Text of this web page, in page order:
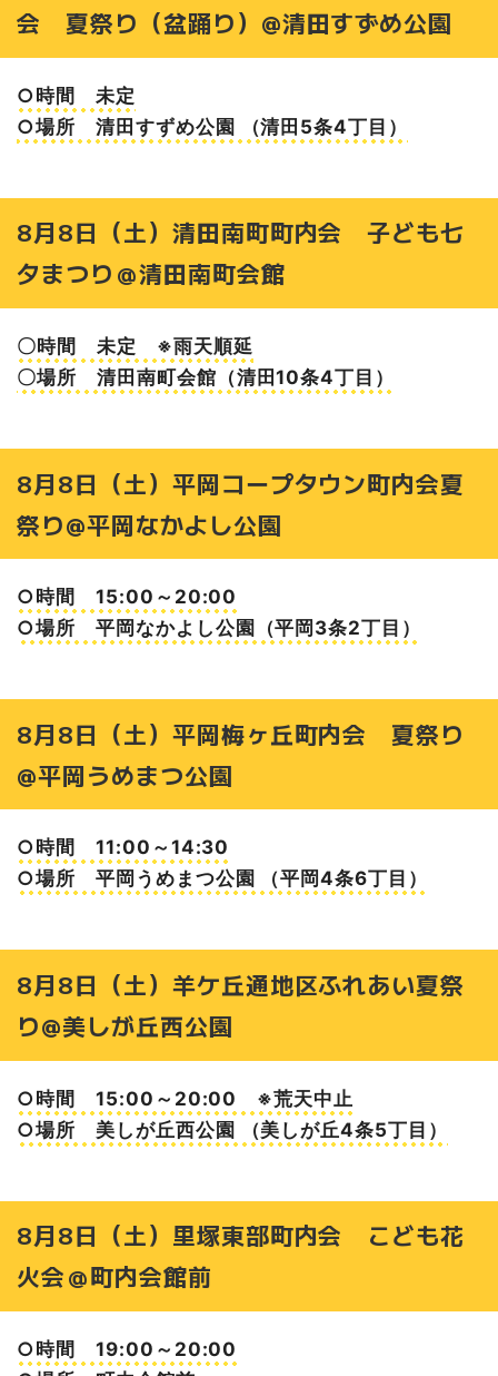
会 夏祭り（盆踊り）@清田すずめ公園
○時間 未定
○場所 清田すずめ公園 （清田5条4丁目）
8月8日（土）清田南町町内会 子ども七
夕まつり＠清田南町会館
〇時間 未定 ※雨天順延
〇場所 清田南町会館（清田10条4丁目）
8月8日（土）平岡コープタウン町内会夏
祭り@平岡なかよし公園
○時間 15:00～20:00
○場所 平岡なかよし公園（平岡3条2丁目）
8月8日（土）平岡梅ヶ丘町内会 夏祭り
@平岡うめまつ公園
○時間 11:00～14:30
○場所 平岡うめまつ公園 （平岡4条6丁目）
8月8日（土）羊ケ丘通地区ふれあい夏祭
り@美しが丘西公園
○時間 15:00～20:00 ※荒天中止
○場所 美しが丘西公園 （美しが丘4条5丁目）
8月8日（土）里塚東部町内会 こども花
火会＠町内会館前
○時間 19:00～20:00